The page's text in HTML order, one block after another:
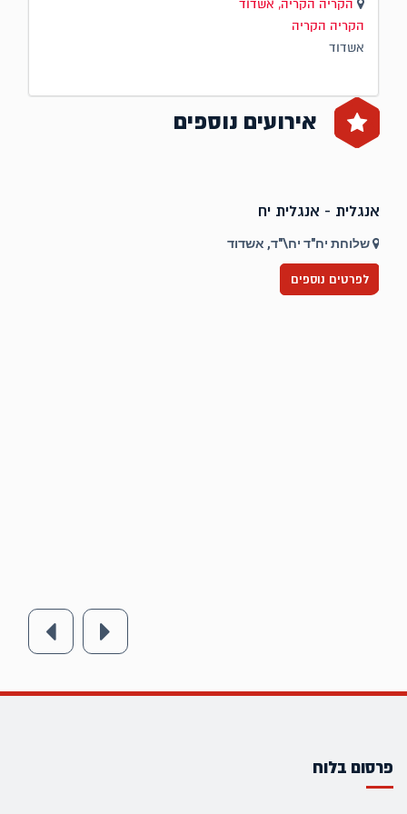
הקריה הקריה, אשדוד
הקריה הקריה
אשדוד
אירועים נוספים
אנגלית - אנגלית יח
שלוחת יח"ד יח\"ד, אשדוד
לפרטים נוספים
פרסום בלוח